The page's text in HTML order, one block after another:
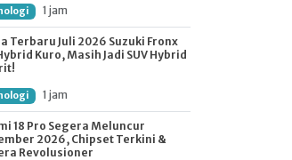
1 jam
Terbaru Juli 2026 Suzuki Fronx
Kuro, Masih Jadi SUV Hybrid
1 jam
18 Pro Segera Meluncur
2026, Chipset Terkini &
Revolusioner